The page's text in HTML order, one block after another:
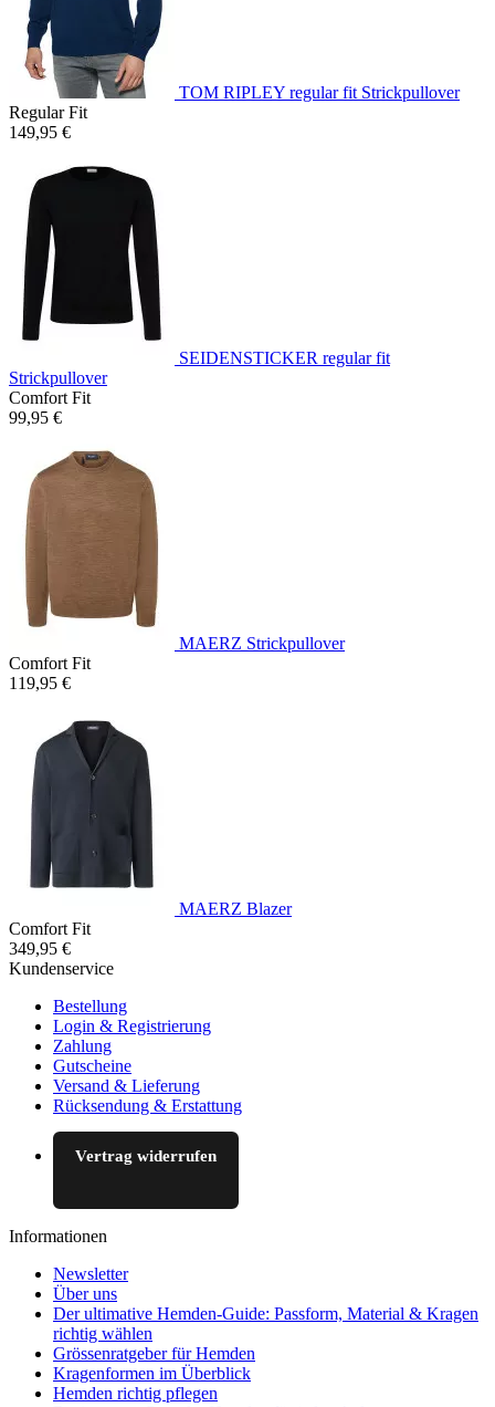
TOM RIPLEY regular fit Strickpullover
Regular Fit
149,95 €
SEIDENSTICKER regular fit
Strickpullover
Comfort Fit
99,95 €
MAERZ Strickpullover
Comfort Fit
119,95 €
MAERZ Blazer
Comfort Fit
349,95 €
Kundenservice
Bestellung
Login & Registrierung
Zahlung
Gutscheine
Versand & Lieferung
Rücksendung & Erstattung
Vertrag widerrufen
Informationen
Newsletter
Über uns
Der ultimative Hemden-Guide: Passform, Material & Kragen
richtig wählen
Grössenratgeber für Hemden
Kragenformen im Überblick
Hemden richtig pflegen